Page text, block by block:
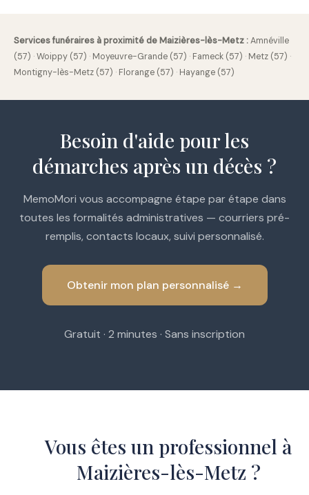
Services funéraires à proximité de Maizières-lès-Metz :Amnéville
(57) ·Woippy (57) · Moyeuvre-Grande (57) · Fameck (57) · Metz (57) ·
Montigny-lès-Metz (57) · Florange (57) · Hayange (57)
Besoin d'aide pour les
démarches après un décès ?
MemoMori vous accompagne étape par étape dans
toutes les formalités administratives — courriers pré-
remplis, contacts locaux, suivi personnalisé.
Obtenir mon plan personnalisé →
Gratuit · 2 minutes · Sans inscription
Vous êtes un professionnel à
Maizières-lès-Metz ?